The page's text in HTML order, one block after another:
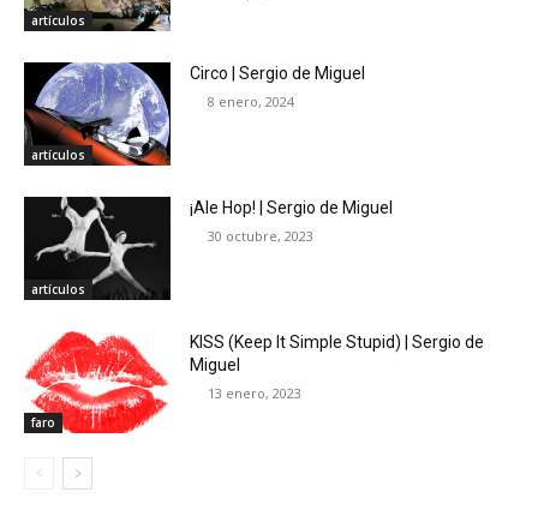
artículos
artículos
Circo | Sergio de Miguel
8 enero, 2024
artículos
¡Ale Hop! | Sergio de Miguel
30 octubre, 2023
faro
KISS (Keep It Simple Stupid) | Sergio de
Miguel
13 enero, 2023